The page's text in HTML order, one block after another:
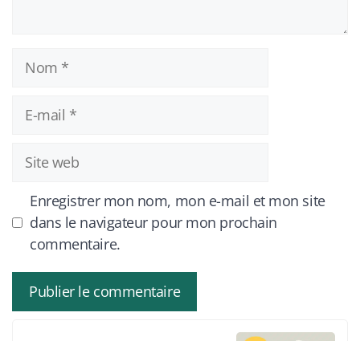
mail
Site
web
Enregistrer mon nom, mon e-mail et mon site
dans le navigateur pour mon prochain
commentaire.